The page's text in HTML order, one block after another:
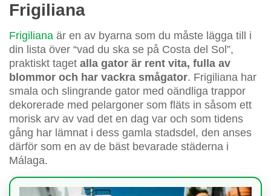
Frigiliana
Frigiliana är en av byarna som du måste lägga till i
din lista över “vad du ska se på Costa del Sol”,
praktiskt taget alla gator är rent vita, fulla av
blommor och har vackra smågator. Frigiliana har
smala och slingrande gator med oändliga trappor
dekorerade med pelargoner som fläts in såsom ett
morisk arv av vad det en dag var och som tidens
gång har lämnat i dess gamla stadsdel, den anses
därför som en av de bäst bevarade städerna i
Málaga.